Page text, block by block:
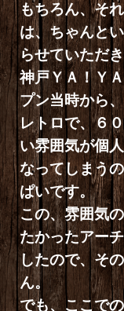
もちろん、そ
は、ちゃんと
らせていただ
神戸ＹＡ！Ｙ
プン当時から
レトロで、６
い雰囲気が個
なってしまう
ぱいです。
この、雰囲気
たかったアー
したので、そ
ん。
でも、ここで